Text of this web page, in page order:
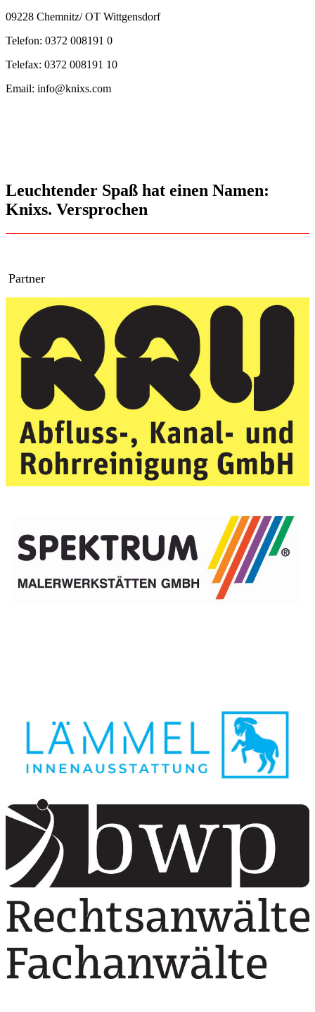
09228 Chemnitz/ OT Wittgensdorf
Telefon: 0372 008191 0
Telefax: 0372 008191 10
Email: info@knixs.com
Leuchtender Spaß hat einen Namen:
Knixs. Versprochen
Partner